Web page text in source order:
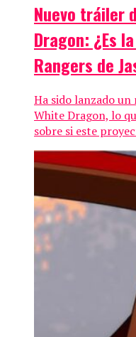
Nuevo tráiler
Dragon: ¿Es
Rangers de
Ha sido lanzado
White Dragon, lo
sobre si este